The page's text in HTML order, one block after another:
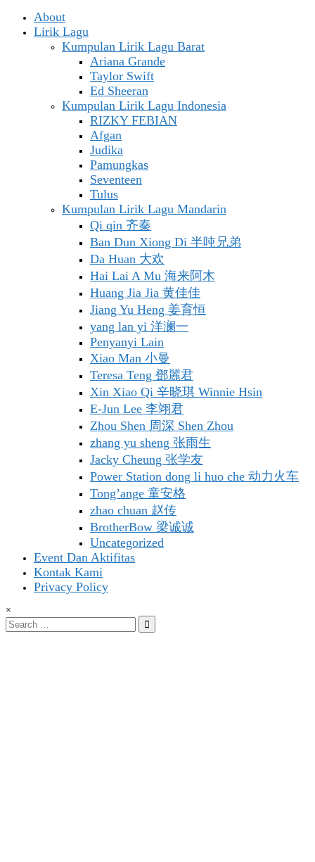
About
Lirik Lagu
Kumpulan Lirik Lagu Barat
Ariana Grande
Taylor Swift
Ed Sheeran
Kumpulan Lirik Lagu Indonesia
RIZKY FEBIAN
Afgan
Judika
Pamungkas
Seventeen
Tulus
Kumpulan Lirik Lagu Mandarin
Qi qin 齐秦
Ban Dun Xiong Di 半吨兄弟
Da Huan 大欢
Hai Lai A Mu 海来阿木
Huang Jia Jia 黄佳佳
Jiang Yu Heng 姜育恒
yang lan yi 洋澜一
Penyanyi Lain
Xiao Man 小曼
Teresa Teng 鄧麗君
Xin Xiao Qi 辛晓琪 Winnie Hsin
E-Jun Lee 李翊君
Zhou Shen 周深 Shen Zhou
zhang yu sheng 张雨生
Jacky Cheung 张学友
Power Station dong li huo che 动力火车
Tong’ange 童安格
zhao chuan 赵传
BrotherBow 梁诚诚
Uncategorized
Event Dan Aktifitas
Kontak Kami
Privacy Policy
×
Search
for: